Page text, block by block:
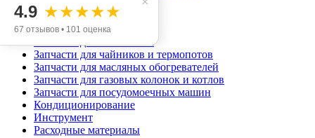
Запчасти для миксеров
Запчасти для аэрогрилей
Запчасти для мясорубок
Запчасти для хлебопечек
Запчасти для чайников и термопотов
Запчасти для масляных обогревателей
Запчасти для газовых колонок и котлов
Запчасти для посудомоечных машин
Кондиционирование
Инструмент
Расходные материалы
4.9 ★★★★★
67 отзывов • 101 оценка